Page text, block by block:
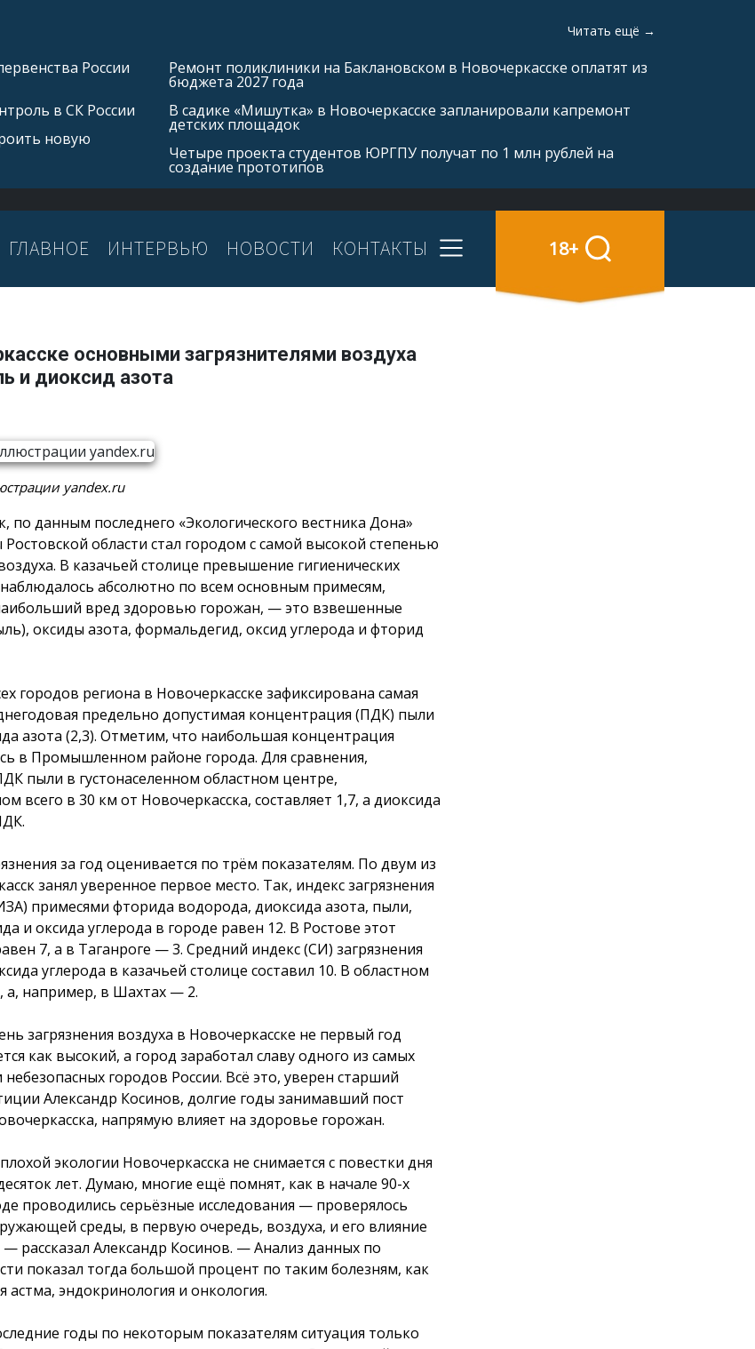
Читать ещё →
России
в СК России
новую
Ремонт поликлиники на Баклановском в Новочеркасске оплатят из
бюджета 2027 года
В садике «Мишутка» в Новочеркасске запланировали капремонт
детских площадок
Четыре проекта студентов ЮРГПУ получат по 1 млн рублей на
создание прототипов
ГЛАВНОЕ ИНТЕРВЬЮ НОВОСТИ КОНТАКТЫ 18+
основными загрязнителями воздуха
и диоксид азота
yandex.ru
по данным последнего «Экологического вестника Дона»
области стал городом с самой высокой степенью
В казачьей столице превышение гигиенических
абсолютно по всем основным примесям,
вред здоровью горожан, — это взвешенные
оксиды азота, формальдегид, оксид углерода и фторид
городов региона в Новочеркасске зафиксирована самая
предельно допустимая концентрация (ПДК) пыли
азота (2,3). Отметим, что наибольшая концентрация
в Промышленном районе города. Для сравнения,
пыли в густонаселенном областном центре,
всего в 30 км от Новочеркасска, составляет 1,7, а диоксида
за год оценивается по трём показателям. По двум из
занял уверенное первое место. Так, индекс загрязнения
примесями фторида водорода, диоксида азота, пыли,
и оксида углерода в городе равен 12. В Ростове этот
7, а в Таганроге — 3. Средний индекс (СИ) загрязнения
углерода в казачьей столице составил 10. В областном
а, например, в Шахтах — 2.
загрязнения воздуха в Новочеркасске не первый год
как высокий, а город заработал славу одного из самых
небезопасных городов России. Всё это, уверен старший
Александр Косинов, долгие годы занимавший пост
напрямую влияет на здоровье горожан.
экологии Новочеркасска не снимается с повестки дня
лет. Думаю, многие ещё помнят, как в начале 90-х
проводились серьёзные исследования — проверялось
среды, в первую очередь, воздуха, и его влияние
рассказал Александр Косинов. — Анализ данных по
показал тогда большой процент по таким болезням, как
астма, эндокринология и онкология.
годы по некоторым показателям ситуация только